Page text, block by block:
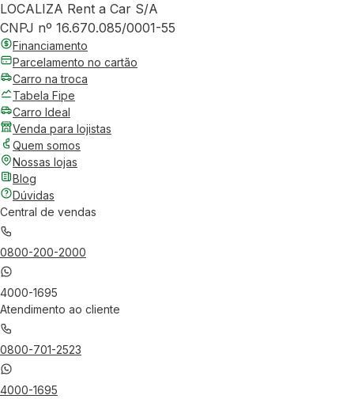
LOCALIZA Rent a Car S/A
CNPJ nº 16.670.085/0001-55
Financiamento
Parcelamento no cartão
Carro na troca
Tabela Fipe
Carro Ideal
Venda para lojistas
Quem somos
Nossas lojas
Blog
Dúvidas
Central de vendas
0800-200-2000
4000-1695
Atendimento ao cliente
0800-701-2523
4000-1695